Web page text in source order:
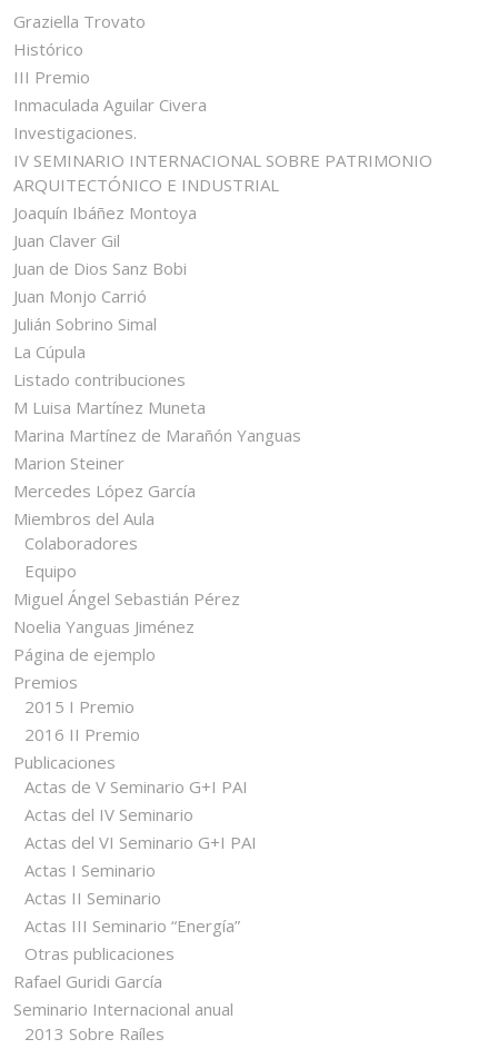
Graziella Trovato
Histórico
III Premio
Inmaculada Aguilar Civera
Investigaciones.
IV SEMINARIO INTERNACIONAL SOBRE PATRIMONIO
ARQUITECTÓNICO E INDUSTRIAL
Joaquín Ibáñez Montoya
Juan Claver Gil
Juan de Dios Sanz Bobi
Juan Monjo Carrió
Julián Sobrino Simal
La Cúpula
Listado contribuciones
M Luisa Martínez Muneta
Marina Martínez de Marañón Yanguas
Marion Steiner
Mercedes López García
Miembros del Aula
Colaboradores
Equipo
Miguel Ángel Sebastián Pérez
Noelia Yanguas Jiménez
Página de ejemplo
Premios
2015 I Premio
2016 II Premio
Publicaciones
Actas de V Seminario G+I PAI
Actas del IV Seminario
Actas del VI Seminario G+I PAI
Actas I Seminario
Actas II Seminario
Actas III Seminario “Energía”
Otras publicaciones
Rafael Guridi García
Seminario Internacional anual
2013 Sobre Raíles